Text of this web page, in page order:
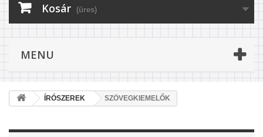
Kosár (üres)
MENU
ÍRÓSZEREK SZÖVEGKIEMELŐK